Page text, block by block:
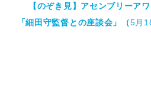
【のぞき見】アセンブリーア
「細田守監督との座談会」（5月